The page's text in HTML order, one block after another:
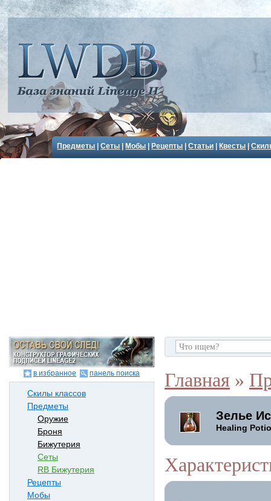
Предметы |Сеты Мобы Рецепты |Статьи Квесты |
в избранное панель поиска
Скилы классов
Предметы
Оружие
Броня
Бижутерия
Сеты
RB Бижутерия
Рецепты
Мобы
Главная »
Зелье
Healing